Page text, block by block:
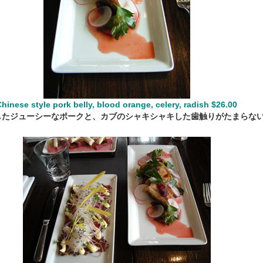
style pork belly, blood orange, celery, radish $26.00
ジューシーなポークと、カブのシャキシャキした歯触りがたまらな